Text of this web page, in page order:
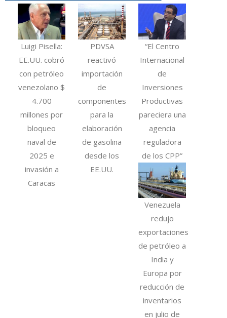
Luigi Pisella:
EE.UU. cobró
con petróleo
venezolano $
4.700
millones por
bloqueo
naval de
2025 e
invasión a
Caracas
PDVSA
reactivó
importación
de
componentes
para la
elaboración
de gasolina
desde los
EE.UU.
“El Centro
Internacional
de
Inversiones
Productivas
pareciera una
agencia
reguladora
de los CPP”
Venezuela
redujo
exportaciones
de petróleo a
India y
Europa por
reducción de
inventarios
en julio de